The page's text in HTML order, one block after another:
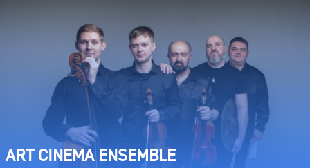
ART CINEMA ENSEMBLE